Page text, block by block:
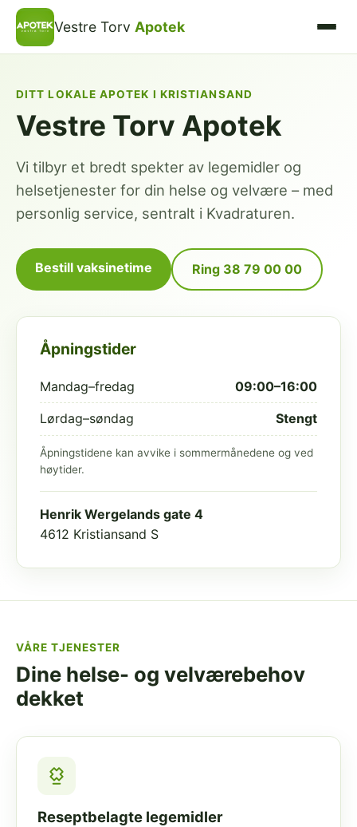
Vestre Torv Apotek
DITT LOKALE APOTEK I KRISTIANSAND
Vestre Torv Apotek
Vi tilbyr et bredt spekter av legemidler og
helsetjenester for din helse og velvære – med
personlig service, sentralt i Kvadraturen.
Bestill vaksinetime Ring 38 79 00 00
Åpningstider
Mandag–fredag 09:00–16:00
Lørdag–søndag Stengt
Åpningstidene kan avvike i sommermånedene og ved
høytider.
Henrik Wergelands gate 4
4612 Kristiansand S
VÅRE TJENESTER
Dine helse- og velværebehov
dekket
Reseptbelagte legemidler